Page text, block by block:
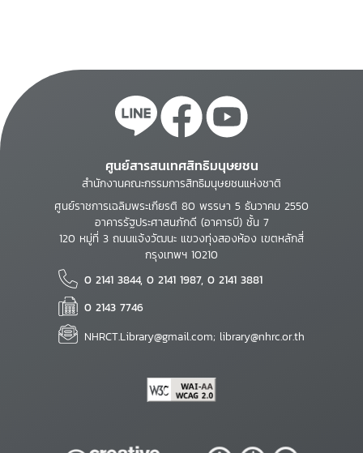
ศูนย์สารสนเทศสิทธิมนุษยชน
สำนักงานคณะกรรมการสิทธิมนุษยชนแห่งชาติ
ศูนย์ราชการเฉลิมพระเกียรติ 80 พรรษา 5 ธันวาคม 2550
อาคารรัฐประศาสนภักดี (อาคารบี) ชั้น 7
120 หมู่ที่ 3 ถนนแจ้งวัฒนะ แขวงทุ่งสองห้อง เขตหลักสี่
กรุงเทพฯ 10210
0 2141 3844, 0 2141 1987, 0 2141 3881
0 2143 7746
NHRCT.Library@gmail.com; library@nhrc.or.th